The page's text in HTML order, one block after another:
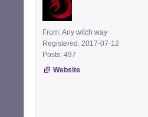
From: Any witch way
Registered: 2017-07-12
Posts: 497
Website